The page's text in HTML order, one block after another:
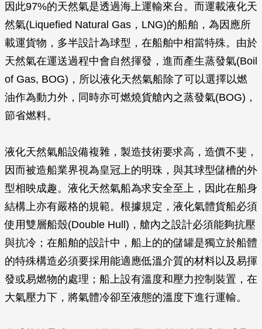
因此97%的天然氣是透過海上運輸來台。而運載液化天
然氣(Liquefied Natural Gas，LNG)的船舶，為因應所
載運貨物，多半設計為球型，在船舶中相當特殊。由於
天然氣在運送過程中會自然揮發，進而產生蒸發氣(Boil
of Gas, BOG)，所以液化天然氣船除了可以選擇以燃
油作為動力外，同時亦可燃燒貨艙內之蒸發氣(BOG)，
節省燃料。
液化天然氣船設備複雜，製造技術要求高，造價不斐，
因而被造船業界視為皇冠上的明珠，與其球型儲槽的外
型相映成趣。液化天然氣船為求安全至上，因此在船身
結構上亦有嚴格的規範。根據規定，液化氣體貨船必須
使用雙層船殼(Double Hull)，艙內之設計必須能夠抗壓
與抗冷；在船舶的設計中，船上的的儲罐是獨立於船體
的特殊構造必須要採用能適應低溫介質的材料以及易揮
發或易燃物的處理；船上設有溫度和壓力控制裝置，在
大氣壓力下，將氣體冷卻至液態的溫度下進行運輸。